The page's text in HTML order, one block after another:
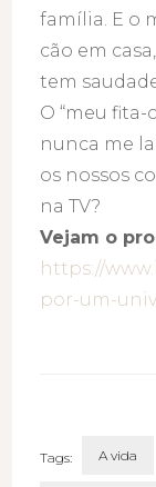
família. E o
cão em
tem
O “meu
nunca me
os nossos
na TV?
Vejam o
https://
por-um-
Tags: A vida